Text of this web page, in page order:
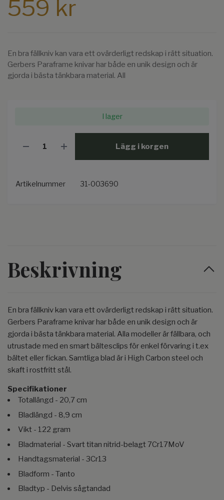
559 kr
En bra fällkniv kan vara ett ovärderligt redskap i rätt situation.
Gerbers Paraframe knivar har både en unik design och är
gjorda i bästa tänkbara material. All
I lager
Lägg i korgen
Artikelnummer 31-003690
Beskrivning
En bra fällkniv kan vara ett ovärderligt redskap i rätt situation.
Gerbers Paraframe knivar har både en unik design och är
gjorda i bästa tänkbara material. Alla modeller är fällbara, och
utrustade med en smart bältesclips för enkel förvaring i t.ex
bältet eller fickan. Samtliga blad är i High Carbon steel och
skaft i rostfritt stål.
Specifikationer
Totallängd - 20,7 cm
Bladlängd - 8,9 cm
Vikt - 122 gram
Bladmaterial - Svart titan nitrid-belagt 7Cr17MoV
Handtagsmaterial - 3Cr13
Bladform - Tanto
Bladtyp - Delvis sågtandad